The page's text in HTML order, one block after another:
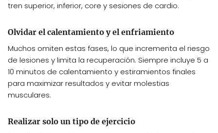
tren superior, inferior, core y sesiones de cardio.
Olvidar el calentamiento y el enfriamiento
Muchos omiten estas fases, lo que incrementa el riesgo
de lesiones y limita la recuperación. Siempre incluye 5 a
10 minutos de calentamiento y estiramientos finales
para maximizar resultados y evitar molestias
musculares.
Realizar solo un tipo de ejercicio